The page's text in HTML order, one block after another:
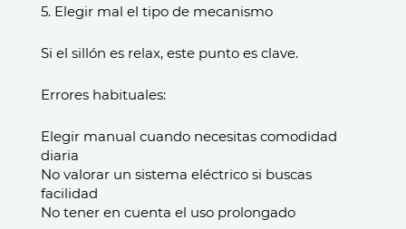
5. Elegir mal el tipo de mecanismo
Si el sillón es relax, este punto es clave.
Errores habituales:
Elegir manual cuando necesitas comodidad
diaria
No valorar un sistema eléctrico si buscas
facilidad
No tener en cuenta el uso prolongado